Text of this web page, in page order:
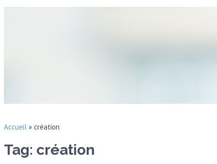
Accueil » création
Tag: création